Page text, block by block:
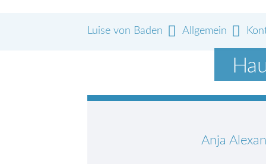
Luise von Baden Allgemein
Anja